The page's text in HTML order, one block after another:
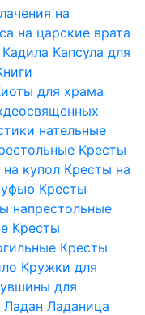
на
на царские врата
Кадила Капсула для
для храма
нательные
Кресты
купол Кресты на
Кресты
напрестольные
Кресты
Кресты
Кружки для
для
Ладан Ладаница